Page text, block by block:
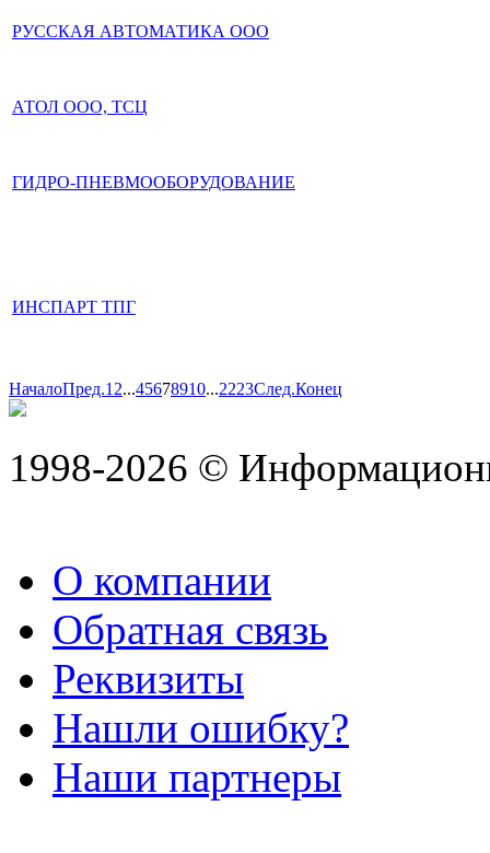
РУССКАЯ АВТОМАТИКА ООО
АТОЛ ООО, ТСЦ
ГИДРО-ПНЕВМООБОРУДОВАНИЕ
ИНСПАРТ ТПГ
НачалоПред.1 2...45678910...2223След.Конец
1998-2026 ©
О компании
Обратная связь
Реквизиты
Нашли ошибку?
Наши партнеры